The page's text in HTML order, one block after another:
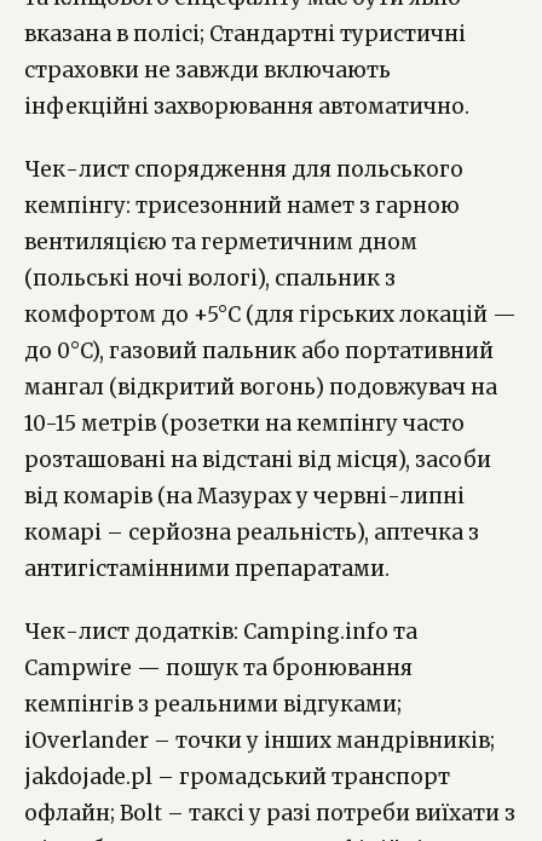
вказана в полісі; Стандартні туристичні
страховки не завжди включають
інфекційні захворювання автоматично.
Чек-лист спорядження для польського
кемпінгу: трисезонний намет з гарною
вентиляцією та герметичним дном
(польські ночі вологі), спальник з
комфортом до +5°C (для гірських локацій —
до 0°C), газовий пальник або портативний
мангал (відкритий вогонь) подовжувач на
10-15 метрів (розетки на кемпінгу часто
розташовані на відстані від місця), засоби
від комарів (на Мазурах у червні-липні
комарі – серйозна реальність), аптечка з
антигістамінними препаратами.
Чек-лист додатків: Camping.info та
Campwire — пошук та бронювання
кемпінгів з реальними відгуками;
iOverlander – точки у інших мандрівників;
jakdojade.pl – громадський транспорт
офлайн; Bolt – таксі у разі потреби виїхати з